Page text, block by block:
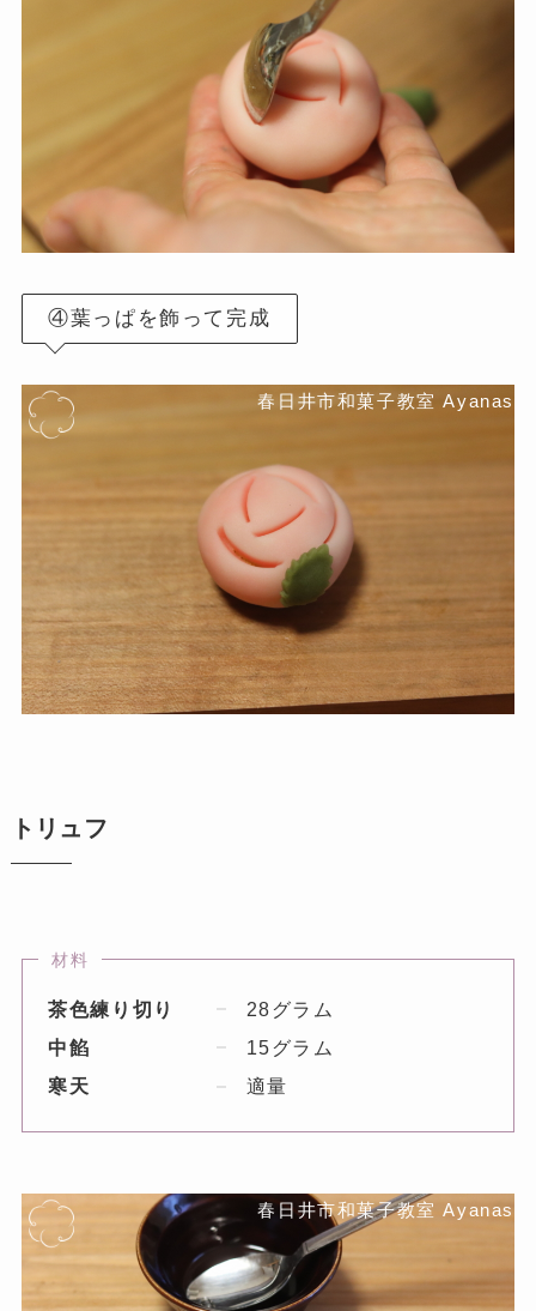
④葉っぱを飾って完成
トリュフ
材料
茶色練り切り
28グラム
中餡
15グラム
寒天
適量